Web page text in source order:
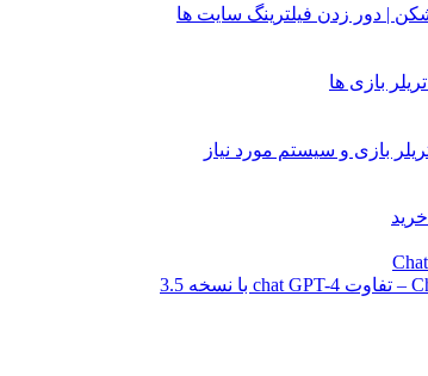
| دور زدن فیلترینگ سایت ها